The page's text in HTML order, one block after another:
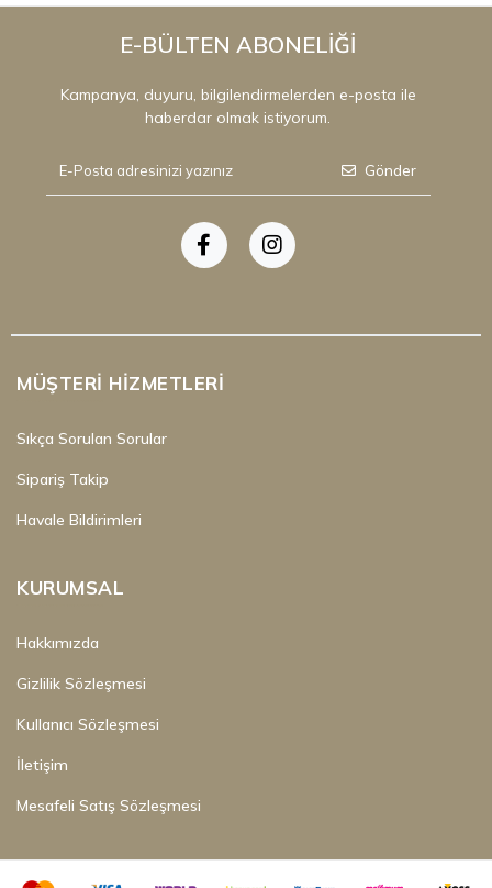
E-BÜLTEN ABONELİĞİ
Kampanya, duyuru, bilgilendirmelerden e-posta ile
haberdar olmak istiyorum.
Gönder
MÜŞTERI HIZMETLERI
Sıkça Sorulan Sorular
Sipariş Takip
Havale Bildirimleri
KURUMSAL
Hakkımızda
Gizlilik Sözleşmesi
Kullanıcı Sözleşmesi
İletişim
Mesafeli Satış Sözleşmesi